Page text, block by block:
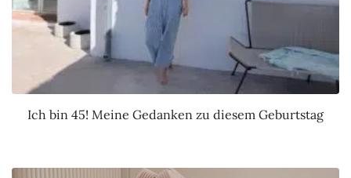
Ich bin 45! Meine Gedanken zu diesem Geburtstag